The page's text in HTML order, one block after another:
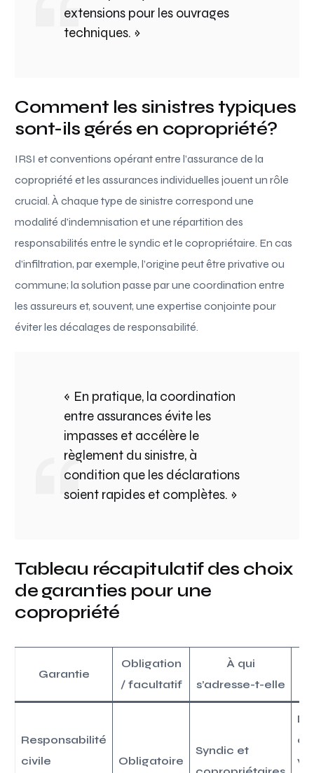
extensions pour les ouvrages
techniques. »
Comment les sinistres typiques
sont-ils gérés en copropriété?
IRSI et conventions opérant entre l’assurance de la
copropriété et les assurances individuelles jouent un rôle
crucial. À chaque type de sinistre correspond une
modalité d’indemnisation et une répartition des
responsabilités entre le syndic et le copropriétaire. En cas
d’infiltration, par exemple, l’origine peut être privative ou
commune; la solution passe par une coordination entre
les assureurs et, souvent, une expertise conjointe pour
éviter les décalages de responsabilité.
« En pratique, la coordination
entre assurances évite les
impasses et accélère le
règlement du sinistre, à
condition que les déclarations
soient rapides et complètes. »
Tableau récapitulatif des choix
de garanties pour une
copropriété
Garantie
Obligation
/ facultatif
À qui
s’adresse-t-elle
Responsabilité
civile
Obligatoire
Syndic et